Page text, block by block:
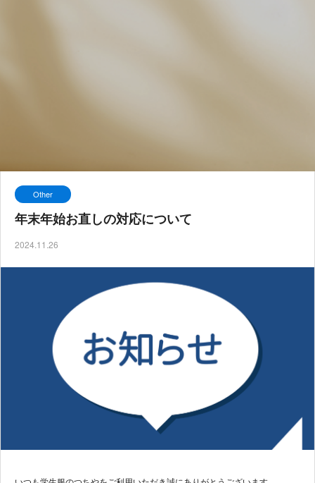
Other
年末年始お直しの対応について
2024.11.26